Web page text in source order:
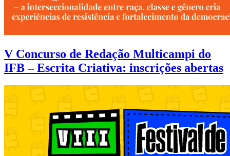
V Concurso de Redação Multicampi do
IFB – Escrita Criativa: inscrições abertas